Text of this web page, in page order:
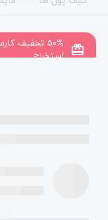
redeem
۵۰% تخفیف
استخراج